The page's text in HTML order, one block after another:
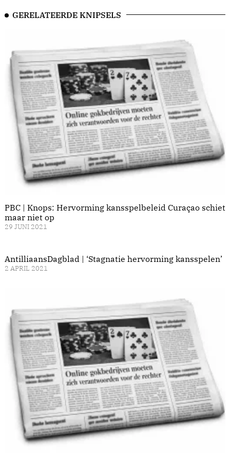
GERELATEERDE KNIPSELS
PBC | Knops: Hervorming kansspelbeleid Curaçao schiet
maar niet op
29 JUNI 2021
AntilliaansDagblad | ‘Stagnatie hervorming kansspelen’
2 APRIL 2021